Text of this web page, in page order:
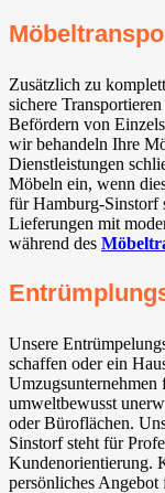
Zusätzlich zu
sichere
Befördern von
wir behandeln Ihre
Dienstleistungen
Möbeln ein, wenn
für Hamburg-Sinstorf
Lieferungen mit
während des
Unsere
schaffen oder ein
umweltbewusst
oder Büroflächen.
Sinstorf steht für
Kundenorientierung.
persönliches Angebot